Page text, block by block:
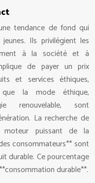
tendance de fond qui
Ils privilégient les
à la société et à
de payer un prix
et services éthiques,
la mode éthique,
renouvelable, sont
La recherche de
puissant de la
consommateurs** sont
durable. Ce pourcentage
durable**.